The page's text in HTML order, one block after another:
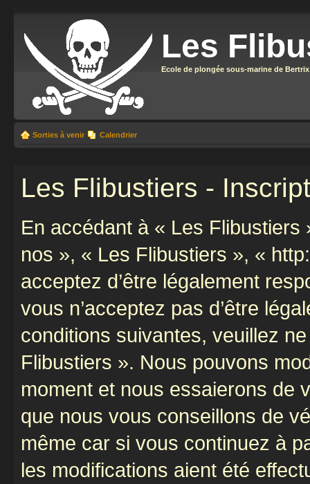
Les
Ecole de plongée sous-marine de Bertrix
Sorties à venir Calendrier
Les Flibustiers -
En accédant à « Les
nos », « Les Flibustiers », «
acceptez d’être légalement
vous n’acceptez pas d’être
conditions suivantes, veuillez
Flibustiers ». Nous pouvons
moment et nous essaierons de
que nous vous conseillons de
même car si vous continuez à
les modifications aient été